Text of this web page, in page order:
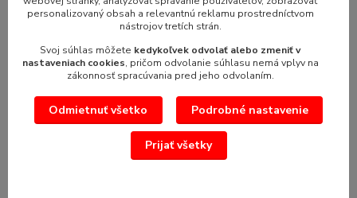
Pridať do košíka
personalizovaný obsah a relevantnú reklamu prostredníctvom
nástrojov tretích strán.
Svoj súhlas môžete kedykoľvek odvolať alebo zmeniť v
nastaveniach cookies, pričom odvolanie súhlasu nemá vplyv na
zákonnosť spracúvania pred jeho odvolaním.
Odmietnuť všetko Podrobné nastavenie
Prijať všetky